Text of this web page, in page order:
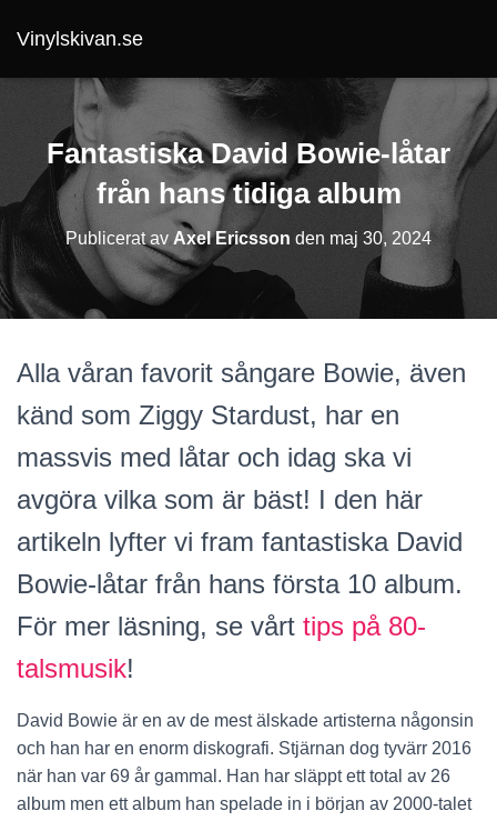
Vinylskivan.se
Fantastiska David Bowie-låtar
från hans tidiga album
Publicerat av Axel Ericsson den maj 30, 2024
Alla våran favorit sångare Bowie, även
känd som Ziggy Stardust, har en
massvis med låtar och idag ska vi
avgöra vilka som är bäst! I den här
artikeln lyfter vi fram fantastiska David
Bowie-låtar från hans första 10 album.
För mer läsning, se vårt tips på 80-
talsmusik!
David Bowie är en av de mest älskade artisterna någonsin
och han har en enorm diskografi. Stjärnan dog tyvärr 2016
när han var 69 år gammal. Han har släppt ett total av 26
album men ett album han spelade in i början av 2000-talet